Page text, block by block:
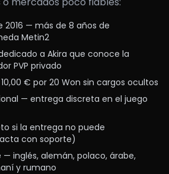
2016 — más de 8 años de
Metin2
a Akira que conoce la
PVP privado
€ por 20 Won sin cargos ocultos
— entrega discreta en el juego
si la entrega no puede
con soporte)
inglés, alemán, polaco, árabe,
y rumano